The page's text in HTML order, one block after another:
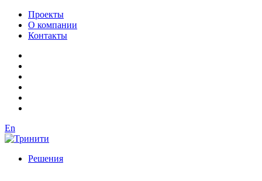
Проекты
О компании
Контакты
En
Решения